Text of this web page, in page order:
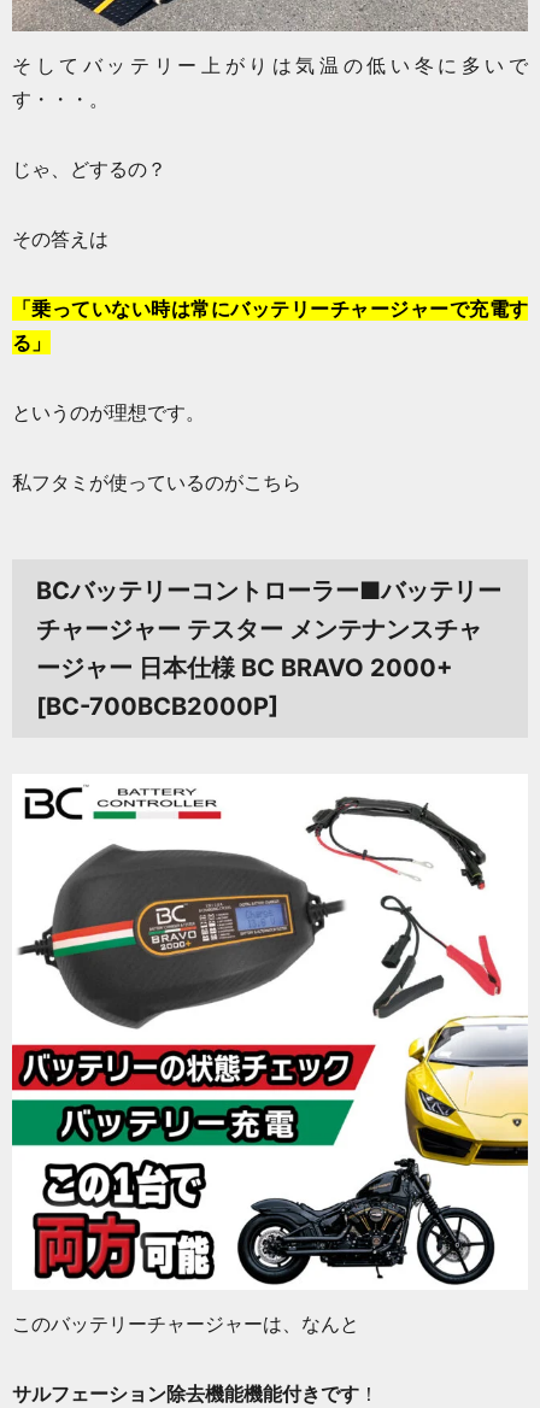
そしてバッテリー上がりは気温の低い冬に多いで
す・・・。
じゃ、どするの？
その答えは
「乗っていない時は常にバッテリーチャージャーで充電す
る」
というのが理想です。
私フタミが使っているのがこちら
BCバッテリーコントローラー■バッテリー
チャージャー テスター メンテナンスチャ
ージャー 日本仕様 BC BRAVO 2000+
[BC-700BCB2000P]
このバッテリーチャージャーは、なんと
サルフェーション除去機能機能付きです ！